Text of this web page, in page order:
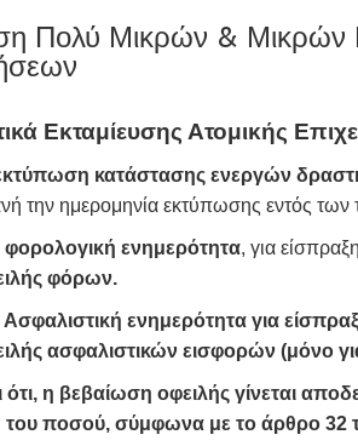
Πολύ Μικρών & Μικρών
Εκταμίευσης Ατομικής
κατάστασης ενεργών
την ημερομηνία εκτύπωσης εντός
ενημερότητα, για
φόρων.
ενημερότητα για
ασφαλιστικών εισφορών (μόνο
ότι, η βεβαίωση οφειλής γίνεται
ποσού, σύμφωνα με το άρθρο 32